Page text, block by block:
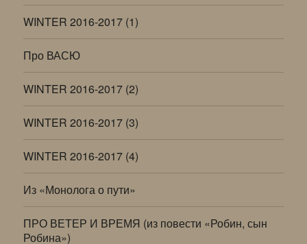
WINTER 2016-2017 (1)
Про ВАСЮ
WINTER 2016-2017 (2)
WINTER 2016-2017 (3)
WINTER 2016-2017 (4)
Из «Монолога о пути»
ПРО ВЕТЕР И ВРЕМЯ (из повести «Робин, сын
Робина»)